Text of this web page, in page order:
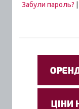
Забули пароль?